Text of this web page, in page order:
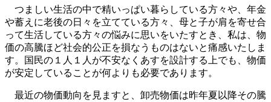
つましい生活の中で精いっぱい暮らしている方々や、年金
や蓄えに老後の日々を立てている方々、母と子が肩を寄せ合
って生活している方々の悩みに思いをいたすとき、私は、物
価の高騰ほど社会的公正を損なうものはないと痛感いたしま
す。国民の１人１人が不安なくあすを設計する上でも、物価
が安定していることが何よりも必要であります。
最近の物価動向を見ますと、卸売物価は昨年夏以降その騰